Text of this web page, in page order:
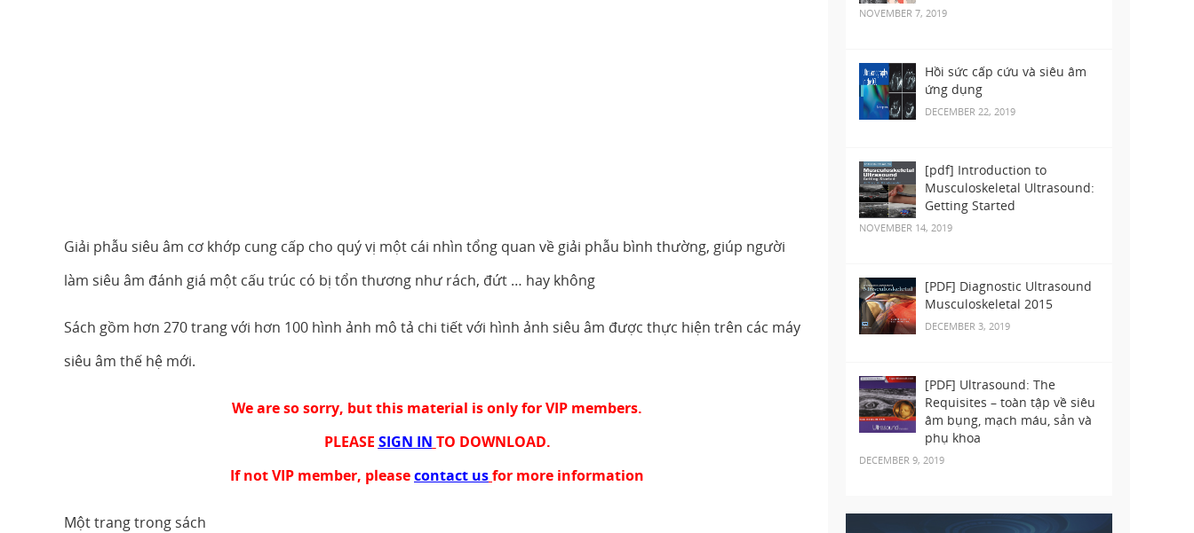
Giải phẫu siêu âm cơ khớp cung cấp cho quý vị một cái nhìn tổng quan về giải phẫu bình thường, giúp người
làm siêu âm đánh giá một cấu trúc có bị tổn thương như rách, đứt … hay không
Sách gồm hơn 270 trang với hơn 100 hình ảnh mô tả chi tiết với hình ảnh siêu âm được thực hiện trên các máy
siêu âm thế hệ mới.
We are so sorry, but this material is only for VIP members.
PLEASE SIGN IN TO DOWNLOAD.
If not VIP member, pleasecontact usfor more information
Một trang trong sách
NOVEMBER 7, 2019
Hồi sức cấp cứu và siêu âm
ứng dụng
DECEMBER 22, 2019
[pdf] Introduction to
Musculoskeletal Ultrasound:
Getting Started
NOVEMBER 14, 2019
[PDF] Diagnostic Ultrasound
Musculoskeletal 2015
DECEMBER 3, 2019
[PDF] Ultrasound: The
Requisites – toàn tập về siêu
âm bụng, mạch máu, sản và
phụ khoa
DECEMBER 9, 2019